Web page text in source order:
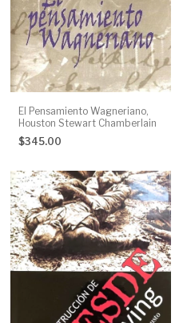
El Pensamiento Wagneriano,
Houston Stewart Chamberlain
$345.00